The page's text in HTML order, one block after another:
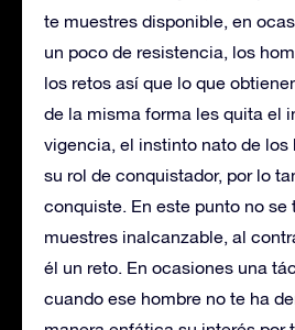
te muestres disponible, en
un poco de resistencia, los
los retos así que lo que
de la misma forma les quita el
vigencia, el instinto nato de los
su rol de conquistador, por lo
conquiste. En este punto no se
muestres inalcanzable, al
él un reto. En ocasiones una
cuando ese hombre no te ha